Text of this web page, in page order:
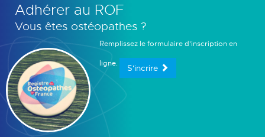
Adhérer au ROF
Vous êtes ostéopathes ?
Remplissez le formulaire d'inscription en
ligne. S'incrire